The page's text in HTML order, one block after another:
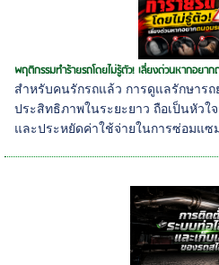
พฤติกรรมทำร้ายรถโดยไม่รู้ตัว! เลี่ยงด่วนหากอยา
สำหรับคนรักรถแล้ว การดูแลรักษารถ
ประสิทธิภาพในระยะยาว ถือเป็นหัว
และประหยัดค่าใช้จ่ายในการซ่อมแซ